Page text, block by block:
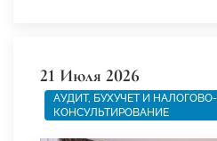
21 Июля 2026
АУДИТ, БУХУЧЕТ И
КОНСУЛЬТИРОВАНИЕ